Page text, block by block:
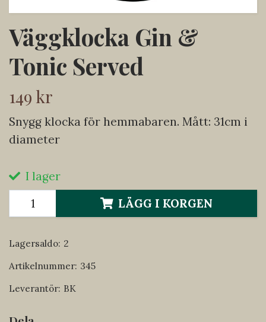
Väggklocka Gin &
Tonic Served
149 kr
Snygg klocka för hemmabaren. Mått: 31cm i
diameter
I lager
LÄGG I KORGEN
Lagersaldo: 2
Artikelnummer: 345
Leverantör: BK